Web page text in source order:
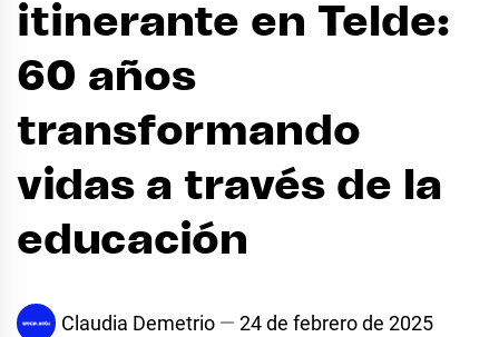
itinerante en Telde:
60 años
transformando
vidas a través de la
educación
Claudia Demetrio 24 de febrero de 2025